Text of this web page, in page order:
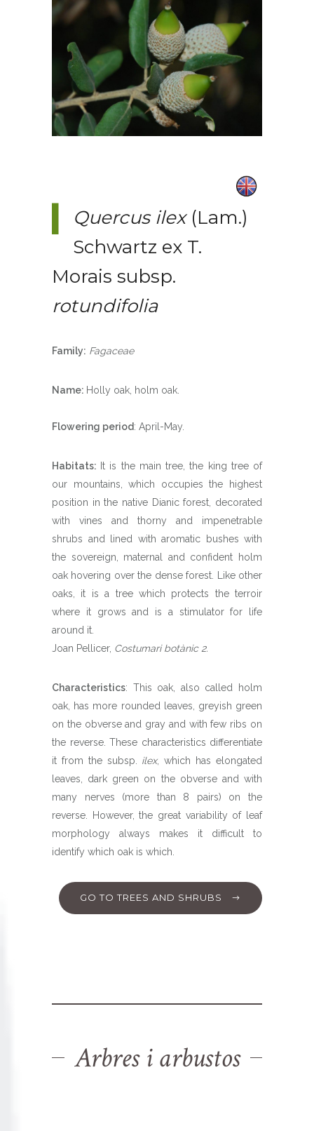
Quercus ilex(Lam.)
Schwartz ex T.
Morais subsp.
rotundifolia
Family: Fagaceae
Name: Holly oak, holm oak.
Flowering period: April-May.
Habitats: It is the main tree, the king tree of
our mountains, which occupies the highest
position in the native Dianic forest, decorated
with vines and thorny and impenetrable
shrubs and lined with aromatic bushes with
the sovereign, maternal and confident holm
oak hovering over the dense forest. Like other
oaks, it is a tree which protects the terroir
where it grows and is a stimulator for life
around it.
Joan Pellicer, Costumari botànic 2.
Characteristics: This oak, also called holm
oak, has more rounded leaves, greyish green
on the obverse and gray and with few ribs on
the reverse. These characteristics differentiate
it from the subsp. ilex, which has elongated
leaves, dark green on the obverse and with
many nerves (more than 8 pairs) on the
reverse. However, the great variability of leaf
morphology always makes it difficult to
identify which oak is which.
GO TO TREES AND SHRUBS
Arbres i arbustos